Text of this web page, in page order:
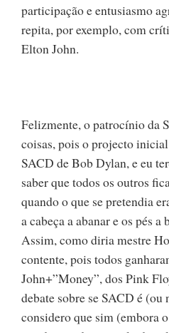
participação e entusiasmo
repita, por exemplo, com
Elton John.
Felizmente, o patrocínio da
coisas, pois o projecto
SACD de Bob Dylan, e eu
saber que todos os outros
quando o que se pretendia
a cabeça a abanar e os pés
Assim, como diria mestre
contente, pois todos
John+”Money”, dos Pink
debate sobre se SACD é
considero que sim (embora